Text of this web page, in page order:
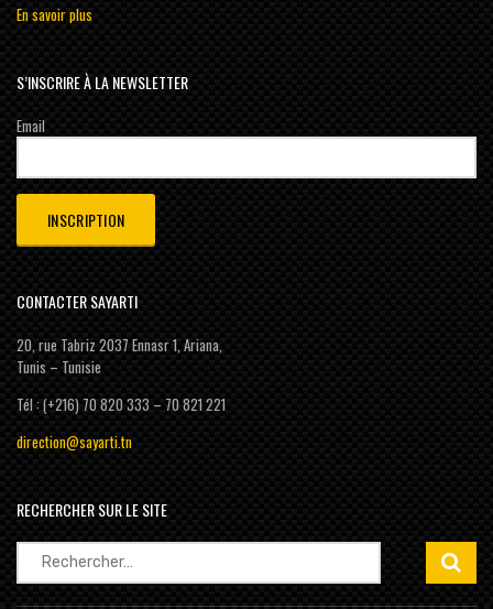
En savoir plus
S’INSCRIRE À LA NEWSLETTER
Email
CONTACTER SAYARTI
20, rue Tabriz 2037 Ennasr 1, Ariana,
Tunis – Tunisie
Tél : (+216) 70 820 333 – 70 821 221
direction@sayarti.tn
RECHERCHER SUR LE SITE
Rechercher :